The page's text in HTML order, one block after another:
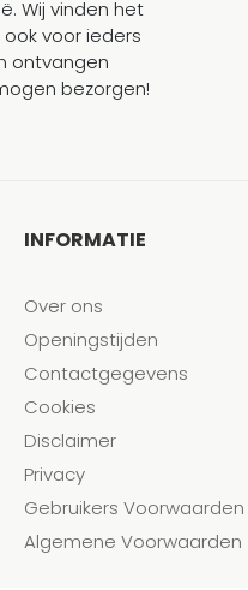
Wij vinden het
voor ieders
ontvangen
bezorgen!
INFORMATIE
Over ons
Openingstijden
Contactgegevens
Cookies
Disclaimer
Privacy
Gebruikers Voorwaarden
Algemene Voorwaarden